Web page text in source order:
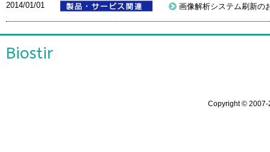
2014/01/01 画像解析システム刷新の
Biostir
Copyright © 2007-